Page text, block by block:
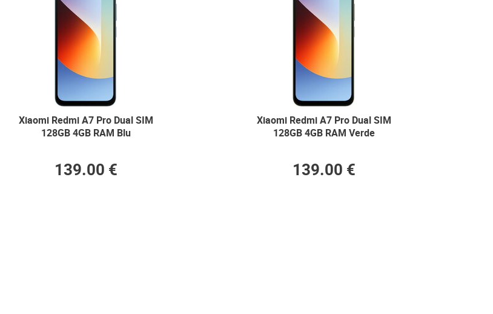
Xiaomi Redmi A7 Pro Dual SIM
128GB 4GB RAM Blu
139.00 €
Xiaomi Redmi A7 Pro Dual SIM
128GB 4GB RAM Verde
139.00 €